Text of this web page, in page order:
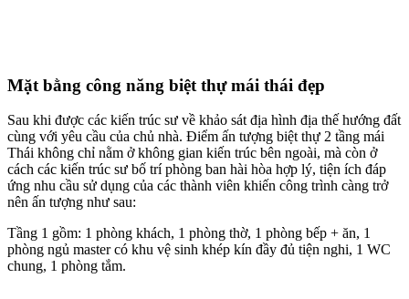
Mặt bằng công năng biệt thự mái thái đẹp
Sau khi được các kiến trúc sư về khảo sát địa hình địa thế hướng đất
cùng với yêu cầu của chủ nhà. Điểm ấn tượng biệt thự 2 tầng mái
Thái không chỉ nằm ở không gian kiến trúc bên ngoài, mà còn ở
cách các kiến trúc sư bố trí phòng ban hài hòa hợp lý, tiện ích đáp
ứng nhu cầu sử dụng của các thành viên khiến công trình càng trở
nên ấn tượng như sau:
Tầng 1 gồm: 1 phòng khách, 1 phòng thờ, 1 phòng bếp + ăn, 1
phòng ngủ master có khu vệ sinh khép kín đầy đủ tiện nghi, 1 WC
chung, 1 phòng tắm.